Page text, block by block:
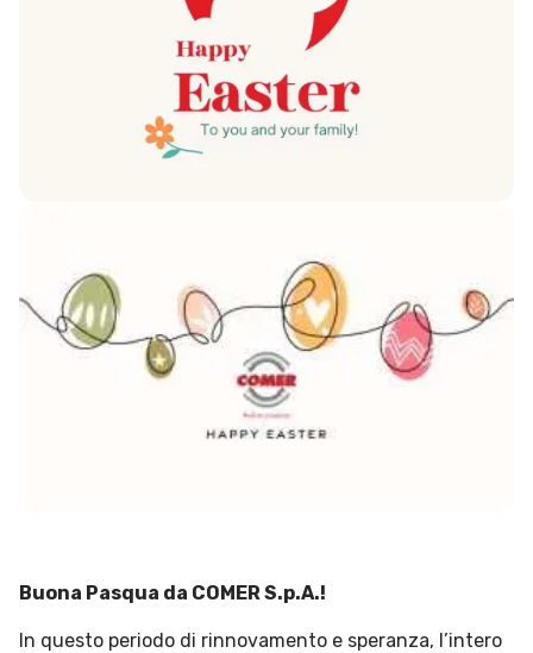
Buona Pasqua da COMER S.p.A.!
In questo periodo di rinnovamento e speranza, l’intero